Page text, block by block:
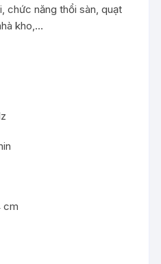
chức năng thổi sàn, quạt
kho,…
cm